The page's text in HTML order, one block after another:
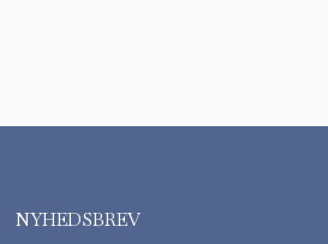
NYHEDSBREV